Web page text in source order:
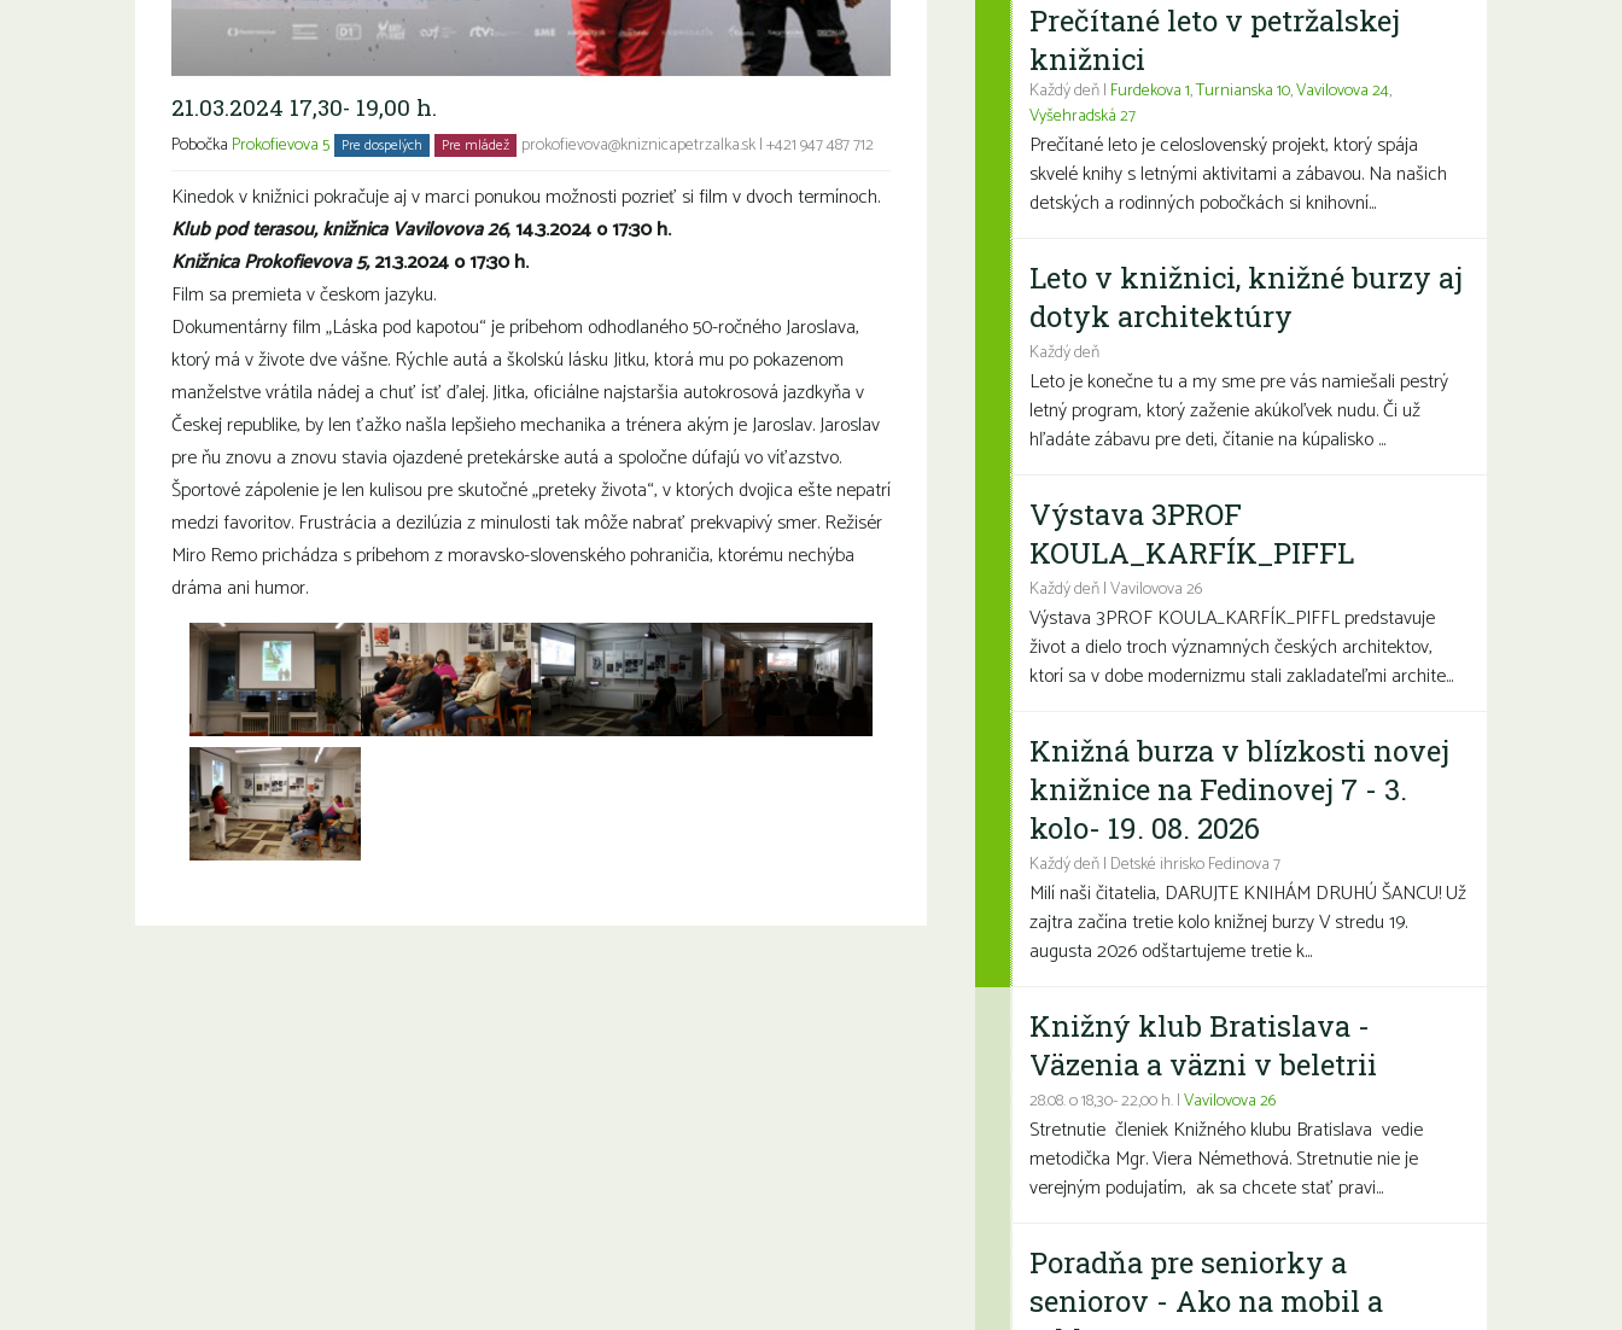
21.03.2024 17,30- 19,00 h.
Pobočka Prokofievova 5 Pre dospelých Pre mládež prokofievova@kniznicapetrzalka.sk|+421 947 487 712
Kinedok v knižnici pokračuje aj v marci ponukou možnosti pozrieť si film v dvoch termínoch.
Klub pod terasou, knižnica Vavilovova 26, 14.3.2024 o 17:30 h.
Knižnica Prokofievova 5,21.3.2024 o 17:30 h.
Film sa premieta v českom jazyku.
Dokumentárny film „Láska pod kapotou“ je príbehom odhodlaného 50-ročného Jaroslava,
ktorý má v živote dve vášne. Rýchle autá a školskú lásku Jitku, ktorá mu po pokazenom
manželstve vrátila nádej a chuť ísť ďalej. Jitka, oficiálne najstaršia autokrosová jazdkyňa v
Českej republike, by len ťažko našla lepšieho mechanika a trénera akým je Jaroslav. Jaroslav
pre ňu znovu a znovu stavia ojazdené pretekárske autá a spoločne dúfajú vo víťazstvo.
Športové zápolenie je len kulisou pre skutočné „preteky života“, v ktorých dvojica ešte nepatrí
medzi favoritov. Frustrácia a dezilúzia z minulosti tak môže nabrať prekvapivý smer. Režisér
Miro Remo prichádza s príbehom z moravsko-slovenského pohraničia, ktorému nechýba
dráma ani humor.
Prečítané leto v petržalskej
knižnici
Každý deň | Furdekova 1,Turnianska 10,Vavilovova 24,
Vyšehradská 27
Prečítané leto je celoslovenský projekt, ktorý spája
skvelé knihy s letnými aktivitami a zábavou. Na našich
detských a rodinných pobočkách si knihovní...
Leto v knižnici, knižné burzy aj
dotyk architektúry
Každý deň
Leto je konečne tu a my sme pre vás namiešali pestrý
letný program, ktorý zaženie akúkoľvek nudu. Či už
hľadáte zábavu pre deti, čítanie na kúpalisko ...
Výstava 3PROF
KOULA_KARFÍK_PIFFL
Každý deň | Vavilovova 26
Výstava 3PROF KOULA_KARFÍK_PIFFL predstavuje
život a dielo troch významných českých architektov,
ktorí sa v dobe modernizmu stali zakladateľmi archite...
Knižná burza v blízkosti novej
knižnice na Fedinovej 7 - 3.
kolo- 19. 08. 2026
Každý deň | Detské ihrisko Fedinova 7
Milí naši čitatelia, DARUJTE KNIHÁM DRUHÚ ŠANCU! Už
zajtra začína tretie kolo knižnej burzy V stredu 19.
augusta 2026 odštartujeme tretie k...
Knižný klub Bratislava -
Väzenia a väzni v beletrii
28.08. o 18,30- 22,00 h. |Vavilovova 26
Stretnutie členiek Knižného klubu Bratislava vedie
metodička Mgr. Viera Némethová. Stretnutie nie je
verejným podujatím, ak sa chcete stať pravi...
Poradňa pre seniorky a
seniorov - Ako na mobil a